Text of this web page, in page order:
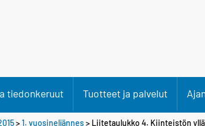
tiedonkeruut Tuotteet ja palvelut
>1. vuosineljännes> Liitetaulukko 4. Kiinteistön